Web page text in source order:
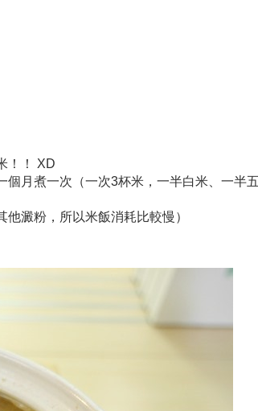
！！ XD
月煮一次（一次3杯米，一半白米、一半
澱粉，所以米飯消耗比較慢）